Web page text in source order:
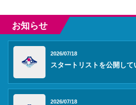
お知らせ
2026/07/18
スタートリストを公開して
2026/07/18